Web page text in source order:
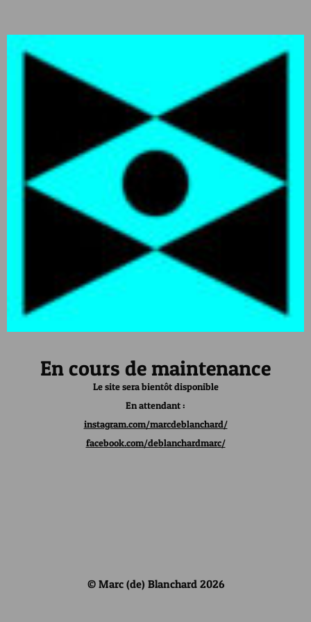
En cours de maintenance
Le site sera bientôt disponible
En attendant :
instagram.com/marcdeblanchard/
facebook.com/deblanchardmarc/
© Marc (de) Blanchard 2026